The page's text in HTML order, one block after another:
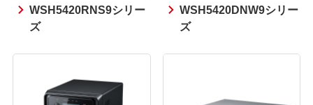
WSH5420RNS9シリー
ズ
WSH5420DNW9シリー
ズ